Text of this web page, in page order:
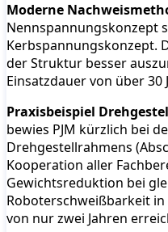
Moderne
Nennspannungskonzept
Kerbspannungskonzept.
der Struktur besser
Einsatzdauer von über 30
Praxisbeispiel
bewies PJM kürzlich bei
Drehgestellrahmens
Kooperation aller
Gewichtsreduktion bei
Roboterschweißbarkeit
von nur zwei Jahren